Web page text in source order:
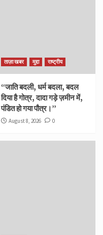
ताज़ा खबर मुद्दा राष्ट्रीय
“जाति बदली, धर्म बदला, बदल
दिया है गोत्र, दादा गड़े ज़मीन में,
पंडित हो गया पौत्र।”
August 8, 2026 0